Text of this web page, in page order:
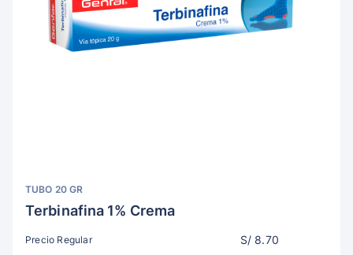
TUBO 20 GR
Terbinafina 1% Crema
Precio Regular S/ 8.70